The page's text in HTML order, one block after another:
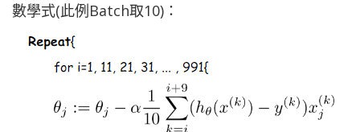
數學式(此例Batch取10)：